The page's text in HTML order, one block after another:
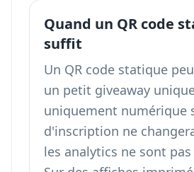
Quand un QR code
suffit
Un QR code statique
un petit giveaway
uniquement numérique
d'inscription ne
les analytics ne sont